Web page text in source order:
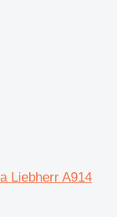
Liebherr A914